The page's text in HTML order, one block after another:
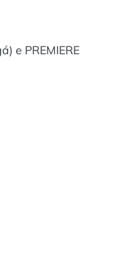
e PREMIERE